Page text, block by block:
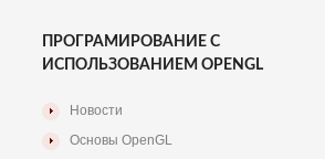
ПРОГРАМИРОВАНИЕ С
ИСПОЛЬЗОВАНИЕМ OPENGL
Новости
Основы OpenGL